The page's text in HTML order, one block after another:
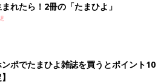
れたら！2冊の「たまひよ」
ポでたまひよ雑誌を買うとポイント10